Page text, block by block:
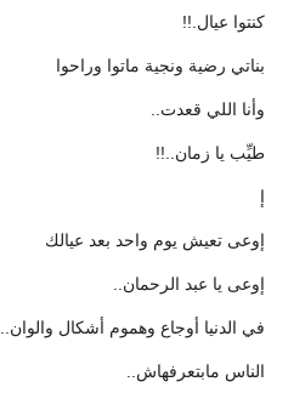
كنتوا عيال.!!
بناتي رضية ونجية ماتوا وراحوا
وأنا اللي قعدت..
طيِّب يا زمان..!!
إ
إوعى تعيش يوم واحد بعد عيالك
إوعى يا عبد الرحمان..
في الدنيا أوجاع وهموم أشكال والوان..
الناس مابتعرفهاش..